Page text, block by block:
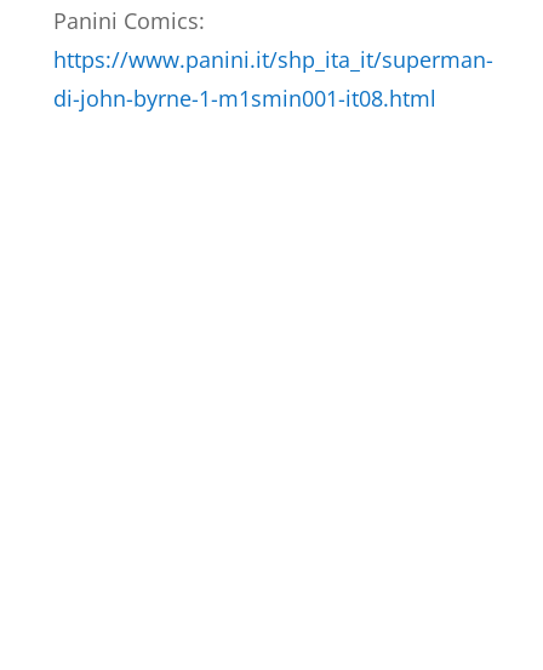
Panini Comics:
https://www.panini.it/shp_ita_it/superman-
di-john-byrne-1-m1smin001-it08.html